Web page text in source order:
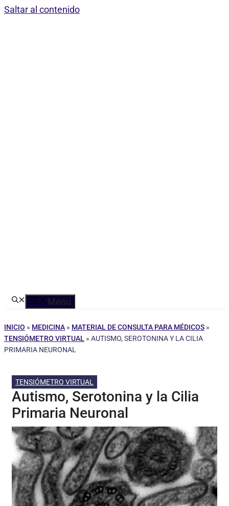
Saltar al contenido
Menú
INICIO » MEDICINA » MATERIAL DE CONSULTA PARA MÉDICOS »
TENSIÓMETRO VIRTUAL » AUTISMO, SEROTONINA Y LA CILIA
PRIMARIA NEURONAL
TENSIÓMETRO VIRTUAL
Autismo, Serotonina y la Cilia
Primaria Neuronal